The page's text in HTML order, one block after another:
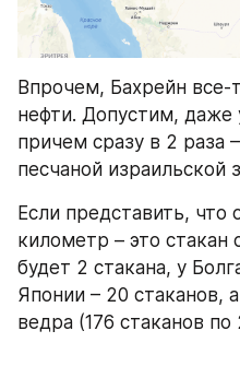
Впрочем, Бахрейн все-
нефти. Допустим, даже
причем сразу в 2 раза
песчаной израильской
Если представить, что
километр – это стакан
будет 2 стакана, у
Японии – 20 стаканов,
ведра (176 стаканов